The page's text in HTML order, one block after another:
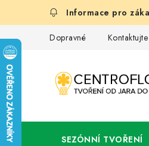
Dopravné
SEZÓNNÍ TVOŘENÍ